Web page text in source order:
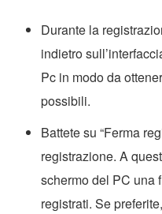
Durante la
indietro
Pc in modo da
possibili.
Battete su “Ferma
registrazione. A
schermo del PC una
registrati. Se